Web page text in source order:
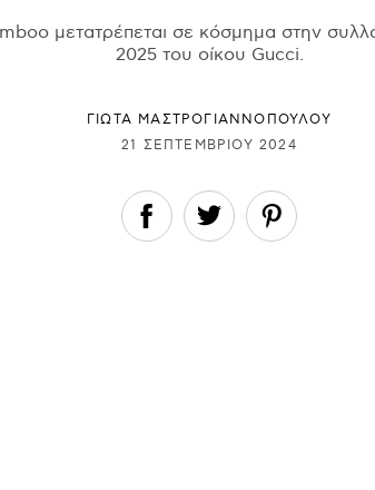
μετατρέπεται σε κόσμημα στην
2025 του οίκου Gucci.
ΓΙΩΤΑ ΜΑΣΤΡΟΓΙΑΝΝΟΠΟΥΛΟΥ
21 ΣΕΠΤΕΜΒΡΊΟΥ 2024